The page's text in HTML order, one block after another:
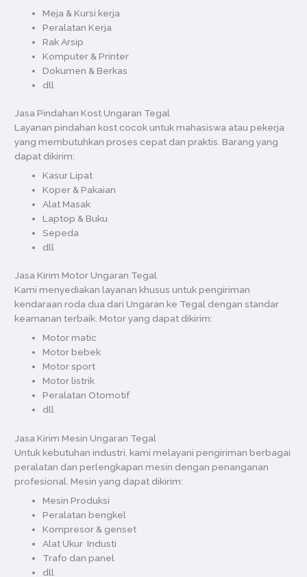
Meja & Kursi kerja
Peralatan Kerja
Rak Arsip
Komputer & Printer
Dokumen & Berkas
dll
Jasa Pindahan Kost Ungaran Tegal
Layanan pindahan kost cocok untuk mahasiswa atau pekerja
yang membutuhkan proses cepat dan praktis. Barang yang
dapat dikirim:
Kasur Lipat
Koper & Pakaian
Alat Masak
Laptop & Buku
Sepeda
dll
Jasa Kirim Motor Ungaran Tegal
Kami menyediakan layanan khusus untuk pengiriman
kendaraan roda dua dari Ungaran ke Tegal dengan standar
keamanan terbaik. Motor yang dapat dikirim:
Motor matic
Motor bebek
Motor sport
Motor listrik
Peralatan Otomotif
dll
Jasa Kirim Mesin Ungaran Tegal
Untuk kebutuhan industri, kami melayani pengiriman berbagai
peralatan dan perlengkapan mesin dengan penanganan
profesional. Mesin yang dapat dikirim:
Mesin Produksi
Peralatan bengkel
Kompresor & genset
Alat Ukur Industi
Trafo dan panel
dll